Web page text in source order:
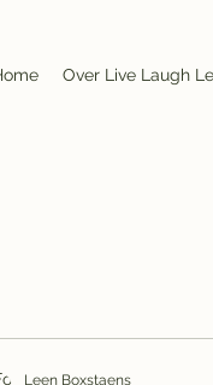
Over Live Laugh
Leen Boxstaens